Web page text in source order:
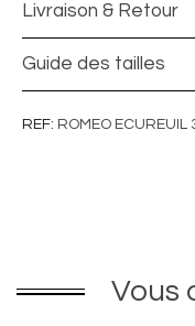
Livraison & Retour
Guide des tailles
REF ROMEO ECUREUIL
Vous